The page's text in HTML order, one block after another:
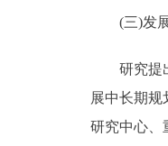
(三)发展
研究提出
展中长期
研究中心、